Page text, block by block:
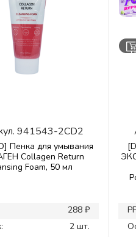
941543-2CD2
Пенка для умывания
Collagen Return
Foam, 50 мл
288 ₽
2 шт.